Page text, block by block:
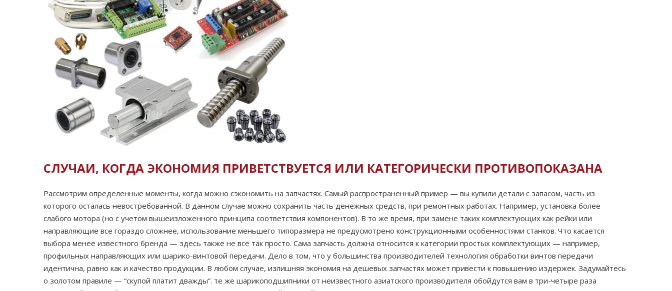
СЛУЧАИ, КОГДА ЭКОНОМИЯ ПРИВЕТСТВУЕТСЯ ИЛИ КАТЕГОРИЧЕСКИ ПРОТИВОПОКАЗАНА
Рассмотрим определенные моменты, когда можно сэкономить на запчастях. Самый распространенный пример — вы купили детали с запасом, часть из
которого осталась невостребованной. В данном случае можно сохранить часть денежных средств, при ремонтных работах. Например, установка более
слабого мотора (но с учетом вышеизложенного принципа соответствия компонентов). В то же время, при замене таких комплектующих как рейки или
направляющие все гораздо сложнее, использование меньшего типоразмера не предусмотрено конструкционными особенностями станков. Что касается
выбора менее известного бренда — здесь также не все так просто. Сама запчасть должна относится к категории простых комплектующих — например,
профильных направляющих или шарико-винтовой передачи. Дело в том, что у большинства производителей технология обработки винтов передачи
идентична, равно как и качество продукции. В любом случае, излишняя экономия на дешевых запчастях может привести к повышению издержек. Задумайтесь
о золотом правиле — “скупой платит дважды”. те же шарикоподшипники от неизвестного азиатского производителя обойдутся вам в три-четыре раза